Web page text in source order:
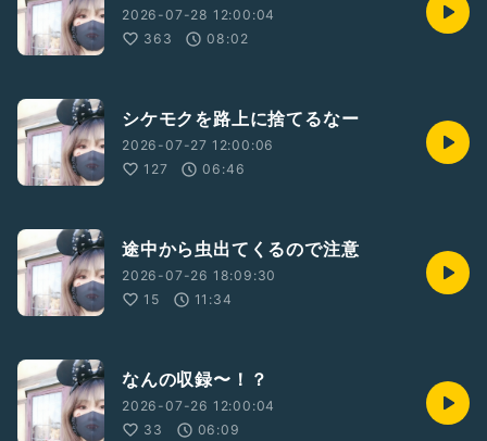
2026-07-28 12:00:04
363
08:02
シケモクを路上に捨てるなー
2026-07-27 12:00:06
127
06:46
途中から虫出てくるので注意
2026-07-26 18:09:30
15
11:34
なんの収録〜！？
2026-07-26 12:00:04
33
06:09